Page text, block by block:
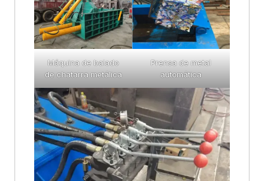
Máquina de balado
de chatarra metálica
Prensa de metal
automática